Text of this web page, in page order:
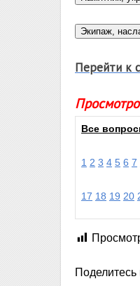
Перейти к
Все
1 2 3 4 5 6 7
17 18 19 20